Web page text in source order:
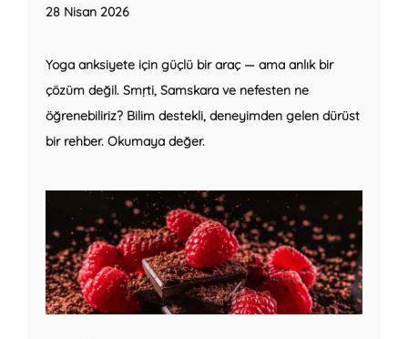
28 Nisan 2026
Yoga anksiyete için güçlü bir araç — ama anlık bir
çözüm değil. Smṛti, Samskara ve nefesten ne
öğrenebiliriz? Bilim destekli, deneyimden gelen dürüst
bir rehber. Okumaya değer.